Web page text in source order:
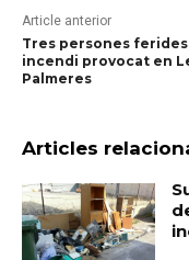
Article anterior
Tres persones
incendi provocat en
Palmeres
Articles